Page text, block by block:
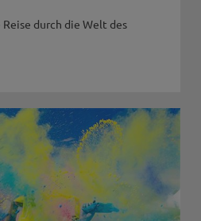
durch die Welt des